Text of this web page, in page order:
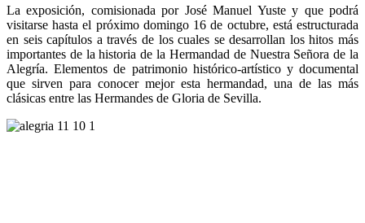
La exposición, comisionada por José Manuel Yuste y que podrá
visitarse hasta el próximo domingo 16 de octubre, está estructurada
en seis capítulos a través de los cuales se desarrollan los hitos más
importantes de la historia de la Hermandad de Nuestra Señora de la
Alegría. Elementos de patrimonio histórico-artístico y documental
que sirven para conocer mejor esta hermandad, una de las más
clásicas entre las Hermandes de Gloria de Sevilla.